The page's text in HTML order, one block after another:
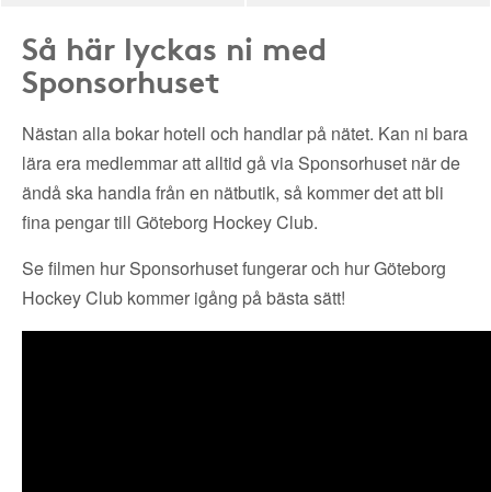
Så här lyckas ni med
Sponsorhuset
Nästan alla bokar hotell och handlar på nätet. Kan ni bara
lära era medlemmar att alltid gå via Sponsorhuset när de
ändå ska handla från en nätbutik, så kommer det att bli
fina pengar till Göteborg Hockey Club.
Se filmen hur Sponsorhuset fungerar och hur Göteborg
Hockey Club kommer igång på bästa sätt!